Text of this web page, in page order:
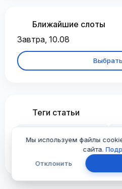
Ближайшие слоты
Завтра, 10.08
Теги статьи
#отзывы
Мы используем файлы
сайта.
Отклонить